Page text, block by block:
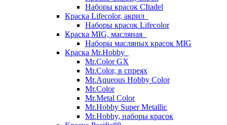
Наборы красок CItadel
Краска Lifecolor, акрил
Наборы красок Lifecolor
Краска MIG, масляная
Наборы масляных красок MIG
Краска Mr.Hobby
Mr.Color GX
Mr.Color, в спреях
Mr.Aqueous Hobby Color
Mr.Color
Mr.Metal Color
Mr.Hobby Super Metallic
Mr.Hobby, наборы красок